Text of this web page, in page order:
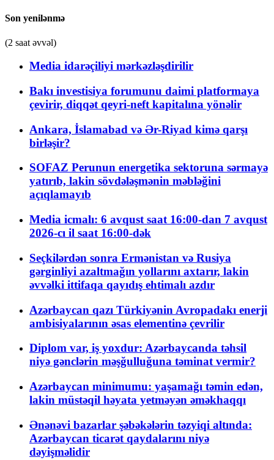
Son yenilənmə
(2 saat əvvəl)
Media idarəçiliyi mərkəzləşdirilir
Bakı investisiya forumunu daimi platformaya
çevirir, diqqət qeyri-neft kapitalına yönəlir
Ankara, İslamabad və Ər-Riyad kimə qarşı
birləşir?
SOFAZ Perunun energetika sektoruna sərmayə
yatırıb, lakin sövdələşmənin məbləğini
açıqlamayıb
Media icmalı: 6 avqust saat 16:00-dan 7 avqust
2026-cı il saat 16:00-dək
Seçkilərdən sonra Ermənistan və Rusiya
gərginliyi azaltmağın yollarını axtarır, lakin
əvvəlki ittifaqa qayıdış ehtimalı azdır
Azərbaycan qazı Türkiyənin Avropadakı enerji
ambisiyalarının əsas elementinə çevrilir
Diplom var, iş yoxdur: Azərbaycanda təhsil
niyə gənclərin məşğulluğuna təminat vermir?
Azərbaycan minimumu: yaşamağı təmin edən,
lakin müstəqil həyata yetməyən əməkhaqqı
Ənənəvi bazarlar şəbəkələrin təzyiqi altında:
Azərbaycan ticarət qaydalarını niyə
dəyişməlidir